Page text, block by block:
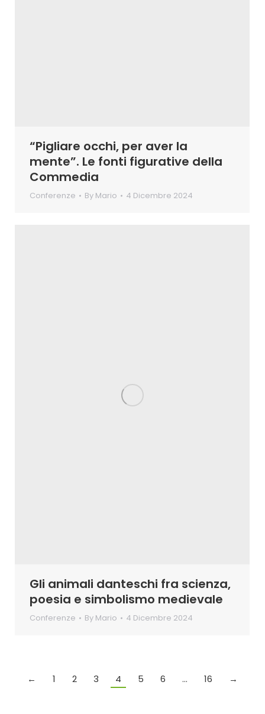
“Pigliare occhi, per aver la
mente”. Le fonti figurative della
Commedia
Conferenze By Mario 4 Dicembre 2024
Gli animali danteschi fra scienza,
poesia e simbolismo medievale
Conferenze By Mario 4 Dicembre 2024
← 1 2 3 4 5 6 … 16 →